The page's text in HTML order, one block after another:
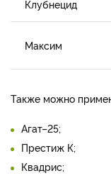
Клубнецид
Максим
Также можно
Агат–25;
Престиж К;
Квадрис;